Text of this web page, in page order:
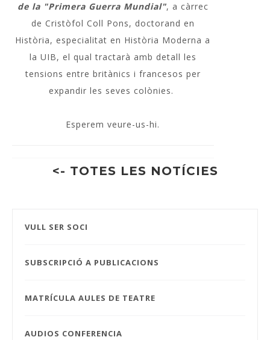
de la "Primera Guerra Mundial", a càrrec
de Cristòfol Coll Pons, doctorand en
Història, especialitat en Història Moderna a
la UIB, el qual tractarà amb detall les
tensions entre britànics i francesos per
expandir les seves colònies.
Esperem veure-us-hi.
<- TOTES LES NOTÍCIES
VULL SER SOCI
SUBSCRIPCIÓ A PUBLICACIONS
MATRÍCULA AULES DE TEATRE
AUDIOS CONFERENCIA